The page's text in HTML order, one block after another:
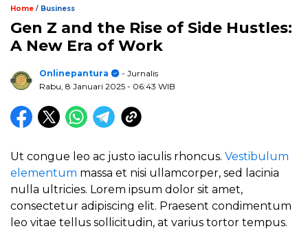
Home / Business
Gen Z and the Rise of Side Hustles:
A New Era of Work
Onlinepantura
- Jurnalis
Rabu, 8 Januari 2025 - 06:43 WIB
Ut congue leo ac justo iaculis rhoncus. Vestibulum
elementum massa et nisi ullamcorper, sed lacinia
nulla ultricies. Lorem ipsum dolor sit amet,
consectetur adipiscing elit. Praesent condimentum
leo vitae tellus sollicitudin, at varius tortor tempus.